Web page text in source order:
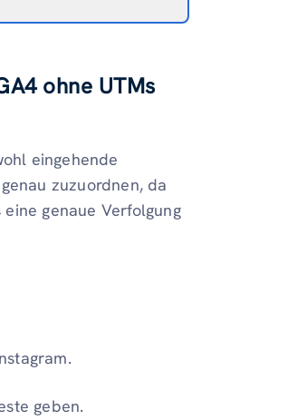
ohne UTMs
eingehende
zuzuordnen, da
eine genaue Verfolgung
geben.